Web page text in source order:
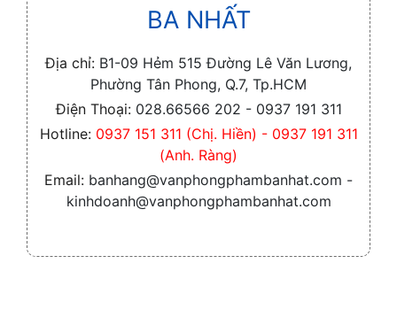
BA NHẤT
Địa chỉ: B1-09 Hẻm 515 Đường Lê Văn Lương,
Phường Tân Phong, Q.7, Tp.HCM
Điện Thoại: 028.66566 202 - 0937 191 311
Hotline: 0937 151 311 (Chị. Hiền) - 0937 191 311
(Anh. Ràng)
Email: banhang@vanphongphambanhat.com -
kinhdoanh@vanphongphambanhat.com